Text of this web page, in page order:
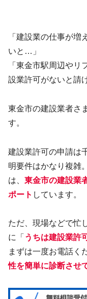
「建設業の仕事が
いと…」
「東金市駅周辺や
設業許可がないと請
東金市の建設業者さ
す。
建設業許可の申請は
明要件はかなり複雑
は、 東金市の建設業
ポート しています。
ただ、現場などで忙
に「 うちは建設業許
まずは一度お電話く
性を簡単に診断させ